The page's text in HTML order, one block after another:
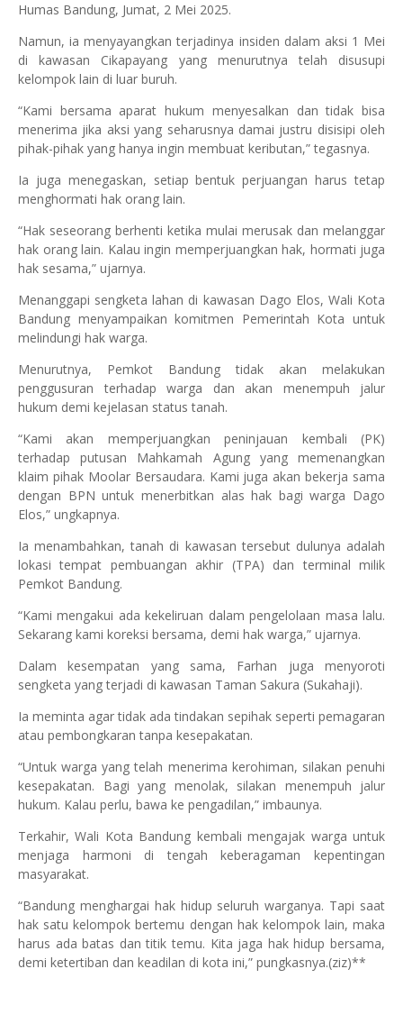
Humas Bandung, Jumat, 2 Mei 2025.
Namun, ia menyayangkan terjadinya insiden dalam aksi 1 Mei
di kawasan Cikapayang yang menurutnya telah disusupi
kelompok lain di luar buruh.
“Kami bersama aparat hukum menyesalkan dan tidak bisa
menerima jika aksi yang seharusnya damai justru disisipi oleh
pihak-pihak yang hanya ingin membuat keributan,” tegasnya.
Ia juga menegaskan, setiap bentuk perjuangan harus tetap
menghormati hak orang lain.
“Hak seseorang berhenti ketika mulai merusak dan melanggar
hak orang lain. Kalau ingin memperjuangkan hak, hormati juga
hak sesama,” ujarnya.
Menanggapi sengketa lahan di kawasan Dago Elos, Wali Kota
Bandung menyampaikan komitmen Pemerintah Kota untuk
melindungi hak warga.
Menurutnya, Pemkot Bandung tidak akan melakukan
penggusuran terhadap warga dan akan menempuh jalur
hukum demi kejelasan status tanah.
“Kami akan memperjuangkan peninjauan kembali (PK)
terhadap putusan Mahkamah Agung yang memenangkan
klaim pihak Moolar Bersaudara. Kami juga akan bekerja sama
dengan BPN untuk menerbitkan alas hak bagi warga Dago
Elos,” ungkapnya.
Ia menambahkan, tanah di kawasan tersebut dulunya adalah
lokasi tempat pembuangan akhir (TPA) dan terminal milik
Pemkot Bandung.
“Kami mengakui ada kekeliruan dalam pengelolaan masa lalu.
Sekarang kami koreksi bersama, demi hak warga,” ujarnya.
Dalam kesempatan yang sama, Farhan juga menyoroti
sengketa yang terjadi di kawasan Taman Sakura (Sukahaji).
Ia meminta agar tidak ada tindakan sepihak seperti pemagaran
atau pembongkaran tanpa kesepakatan.
“Untuk warga yang telah menerima kerohiman, silakan penuhi
kesepakatan. Bagi yang menolak, silakan menempuh jalur
hukum. Kalau perlu, bawa ke pengadilan,” imbaunya.
Terkahir, Wali Kota Bandung kembali mengajak warga untuk
menjaga harmoni di tengah keberagaman kepentingan
masyarakat.
“Bandung menghargai hak hidup seluruh warganya. Tapi saat
hak satu kelompok bertemu dengan hak kelompok lain, maka
harus ada batas dan titik temu. Kita jaga hak hidup bersama,
demi ketertiban dan keadilan di kota ini,” pungkasnya.(ziz)**